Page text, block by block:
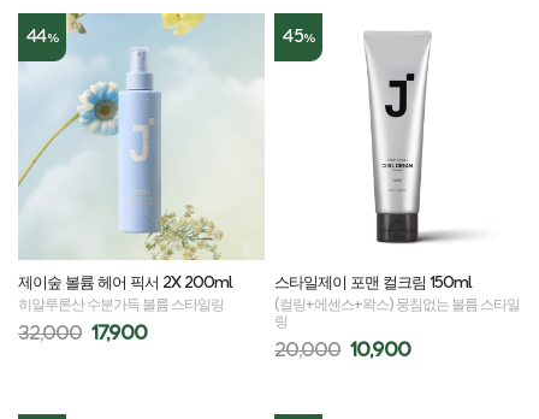
44%
제이숲 볼륨 헤어 픽서 2X 200ml
히알루론산 수분가득 볼륨 스타일링
32,000 17,900
45%
스타일제이 포맨 컬크림 150ml
(컬링+에센스+왁스) 뭉침없는 볼륨 스타일
링
20,000 10,900